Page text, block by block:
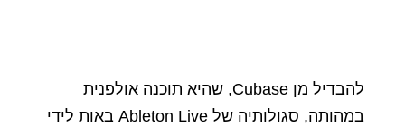
להבדיל מן Cubase, שהיא תוכנה אולפנית
במהותה, סגולותיה של Ableton Live באות לידי